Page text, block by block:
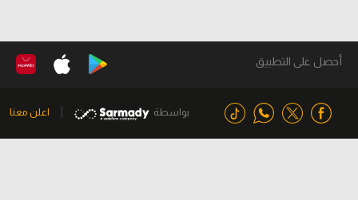
أحصل على التطبيق
بواسطة اعلن معنا